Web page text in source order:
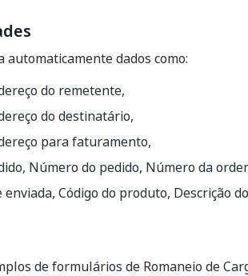
automaticamente dados como:
do remetente,
do destinatário,
para faturamento,
Número do pedido, Número da
Código do produto, Descrição
de formulários de Romaneio de